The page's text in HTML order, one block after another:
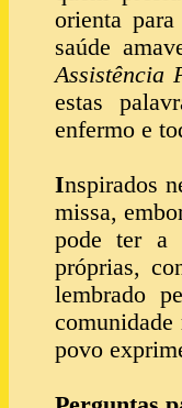
orienta
saúde
Assistência
estas
enfermo e
Inspirados
missa,
pode ter a
próprias,
lembrado
comunidade
povo